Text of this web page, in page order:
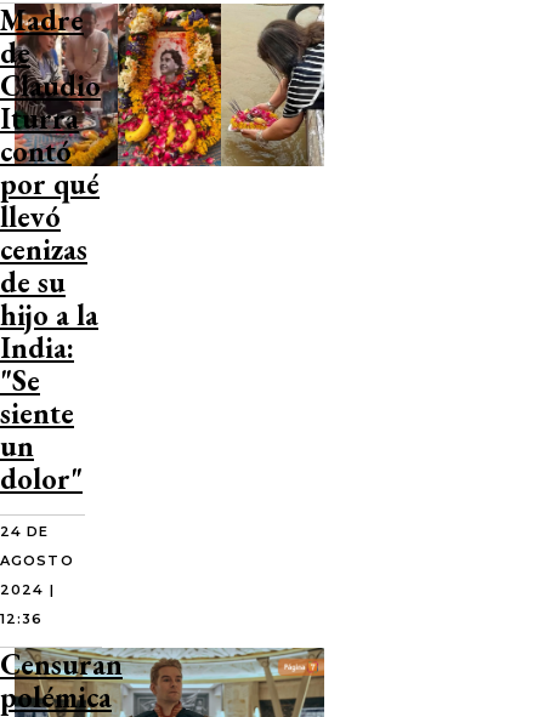
Madre
de
Claudio
Iturra
contó
por qué
llevó
cenizas
de su
hijo a la
India:
"Se
siente
un
dolor"
24 DE
AGOSTO
2024 |
12:36
Censuran
polémica